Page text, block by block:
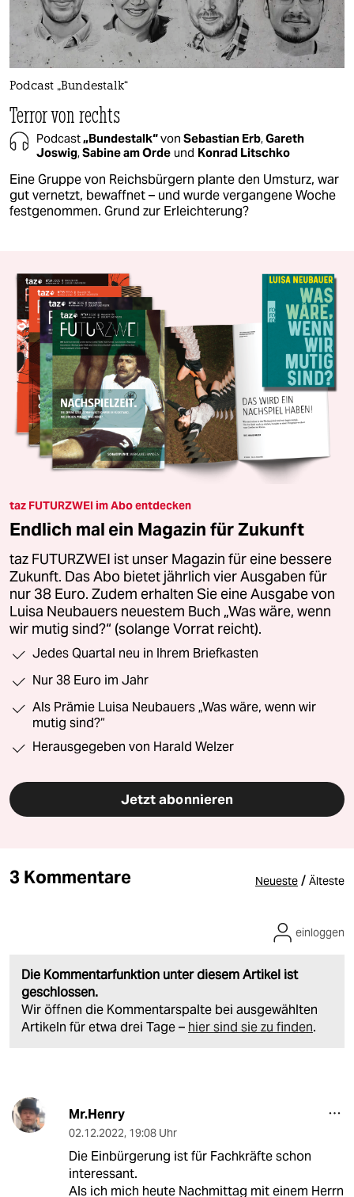
Podcast „Bundestalk“
Terror von rechts
Podcast„Bundestalk“von Sebastian Erb,Gareth
Joswig,Sabine am Orde und Konrad Litschko
Eine Gruppe von Reichsbürgern plante den Umsturz, war
gut vernetzt, bewaffnet – und wurde vergangene Woche
festgenommen. Grund zur Erleichterung?
taz FUTURZWEI im Abo entdecken
Endlich mal ein Magazin für Zukunft
taz FUTURZWEI ist unser Magazin für eine bessere
Zukunft. Das Abo bietet jährlich vier Ausgaben für
nur 38 Euro. Zudem erhalten Sie eine Ausgabe von
Luisa Neubauers neuestem Buch „Was wäre, wenn
wir mutig sind?“ (solange Vorrat reicht).
Jedes Quartal neu in Ihrem Briefkasten
Nur 38 Euro im Jahr
Als Prämie Luisa Neubauers „Was wäre, wenn wir
mutig sind?“
Herausgegeben von Harald Welzer
Jetzt abonnieren
3 Kommentare Neueste / Älteste
Die Kommentarfunktion unter diesem Artikel ist
geschlossen.
Wir öffnen die Kommentarspalte bei ausgewählten
Artikeln für etwa drei Tage – hier sind sie zu finden.
einloggen
Mr.Henry
02.12.2022, 19:08 Uhr
Die Einbürgerung ist für Fachkräfte schon
interessant.
Als ich mich heute Nachmittag mit einem Herrn